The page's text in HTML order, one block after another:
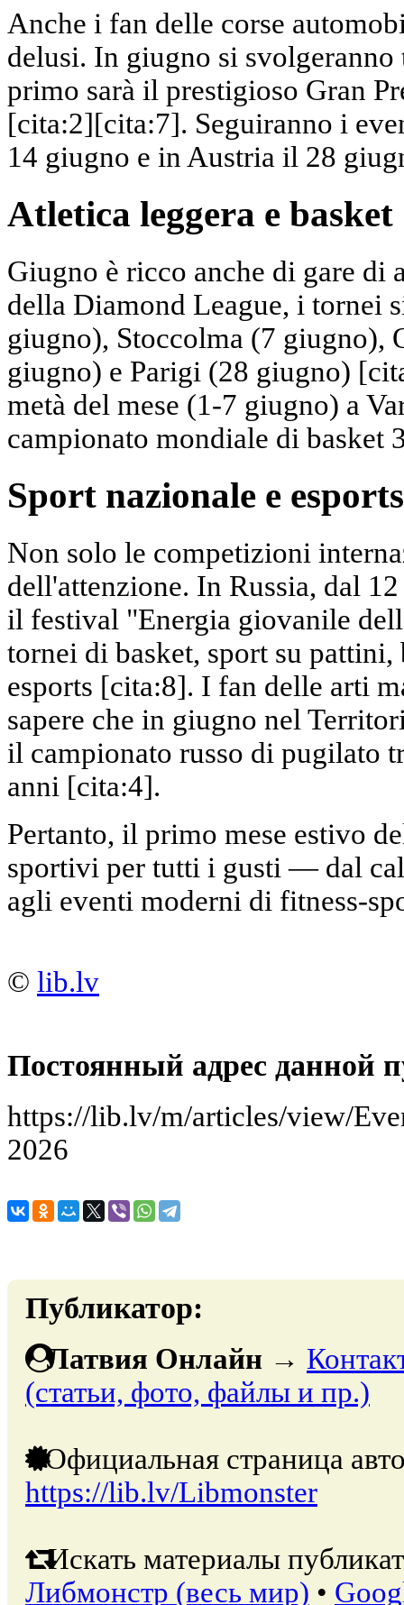
Anche i fan delle corse
delusi. In giugno si
primo sarà il prestigioso Gran
[cita:2][cita:7]. Seguiranno i
14 giugno e in Austria il 28
Atletica leggera e basket
Giugno è ricco anche di gare di
della Diamond League, i tornei
giugno), Stoccolma (7 giugno),
giugno) e Parigi (28 giugno)
metà del mese (1-7 giugno) a
campionato mondiale di basket
Sport nazionale e esports
Non solo le competizioni
dell'attenzione. In Russia, dal
il festival "Energia giovanile
tornei di basket, sport su pattini,
esports [cita:8]. I fan delle arti
sapere che in giugno nel
il campionato russo di pugilato
anni [cita:4].
Pertanto, il primo mese estivo
sportivi per tutti i gusti — dal
agli eventi moderni di fitness-
© lib.lv
Постоянный адрес данной
https://lib.lv/m/articles/view/
2026
Публикатор:
Латвия Онлайн →
(статьи, фото, файлы и пр.)
Официальная страница
https://lib.lv/Libmonster
Искать материалы
Либмонстр (весь мир) •